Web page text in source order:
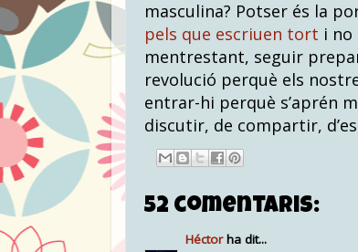
masculina? Potser és la
pels que escriuen tort i no
mentrestant, seguir
revolució perquè els
entrar-hi perquè s’aprén
discutir, de compartir,
52 comentaris:
Héctorha dit...